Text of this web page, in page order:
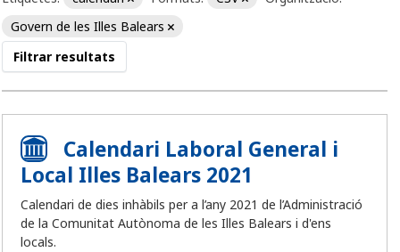
Govern de les Illes Balears
Filtrar resultats
Calendari Laboral General i
Local Illes Balears 2021
Calendari de dies inhàbils per a l’any 2021 de l’Administració
de la Comunitat Autònoma de les Illes Balears i d'ens
locals.